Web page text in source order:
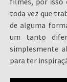
toda vez que
de alguma
um tanto
simplesmente
para ter